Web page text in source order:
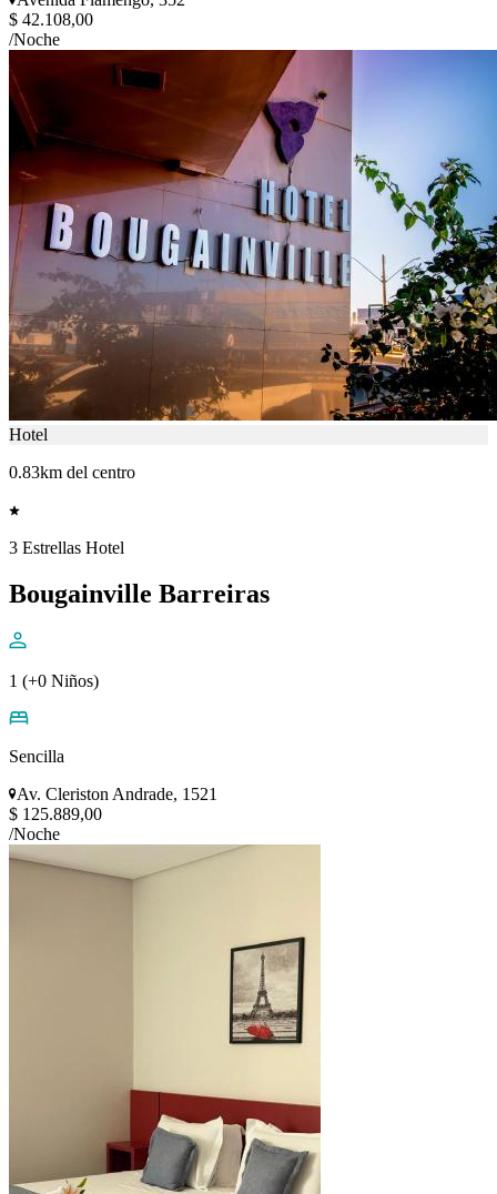
$ 42.108,00
/Noche
Hotel
0.83km del centro
3 Estrellas Hotel
Bougainville Barreiras
1 (+0 Niños)
Sencilla
Av. Cleriston Andrade, 1521
$ 125.889,00
/Noche